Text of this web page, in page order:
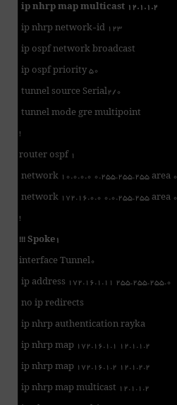
ip nhrp map multicast 12.1.1.2
ip nhrp network-id 123
ip ospf network broadcast
ip ospf priority 50
tunnel source Serial2/0
tunnel mode gre multipoint
!
router ospf 1
network 10.0.0.0 0.255.255.255 area 0
network 172.16.0.0 0.0.255.255 area 0
!
!!! Spoke1
interface Tunnel0
ip address 172.16.1.11 255.255.255.0
no ip redirects
ip nhrp authentication rayka
ip nhrp map 172.16.1.1 12.1.1.2
ip nhrp map 172.16.1.2 12.1.2.2
ip nhrp map multicast 12.1.1.2